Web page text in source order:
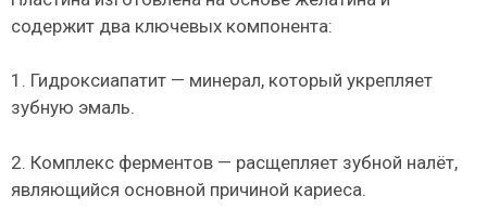
содержит два ключевых компонента:
1. Гидроксиапатит — минерал, который укрепляет
зубную эмаль.
2. Комплекс ферментов — расщепляет зубной налёт,
являющийся основной причиной кариеса.